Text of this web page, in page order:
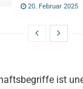
20. Februar 2025
ist